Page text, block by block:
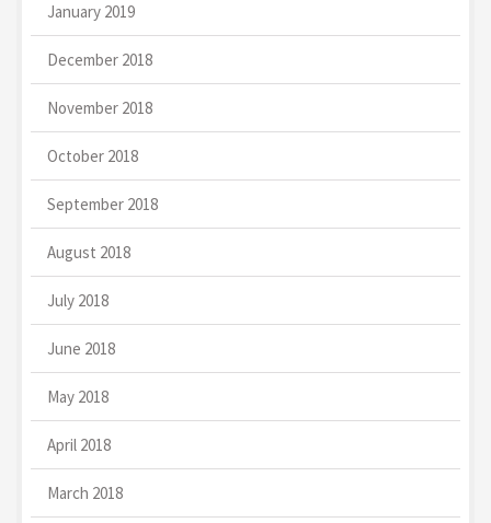
January 2019
December 2018
November 2018
October 2018
September 2018
August 2018
July 2018
June 2018
May 2018
April 2018
March 2018